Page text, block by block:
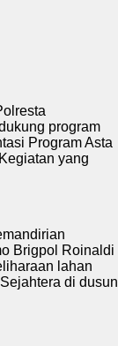
program
Program Asta
yang
Brigpol Roinaldi
lahan
di dusun